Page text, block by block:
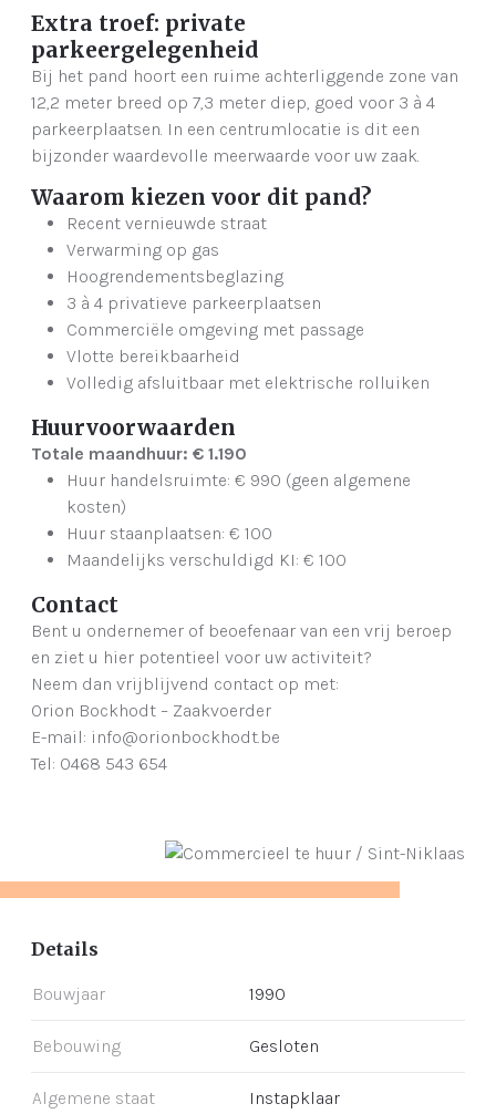
Extra troef: private
parkeergelegenheid
Bij het pand hoort een ruime achterliggende zone van
12,2 meter breed op 7,3 meter diep, goed voor 3 à 4
parkeerplaatsen. In een centrumlocatie is dit een
bijzonder waardevolle meerwaarde voor uw zaak.
Waarom kiezen voor dit pand?
Recent vernieuwde straat
Verwarming op gas
Hoogrendementsbeglazing
3 à 4 privatieve parkeerplaatsen
Commerciële omgeving met passage
Vlotte bereikbaarheid
Volledig afsluitbaar met elektrische rolluiken
Huurvoorwaarden
Totale maandhuur: € 1.190
Huur handelsruimte: € 990 (geen algemene
kosten)
Huur staanplaatsen: € 100
Maandelijks verschuldigd KI: € 100
Contact
Bent u ondernemer of beoefenaar van een vrij beroep
en ziet u hier potentieel voor uw activiteit?
Neem dan vrijblijvend contact op met:
Orion Bockhodt – Zaakvoerder
E-mail: info@orionbockhodt.be
Tel: 0468 543 654
Details
Bouwjaar 1990
Bebouwing Gesloten
Algemene staat Instapklaar